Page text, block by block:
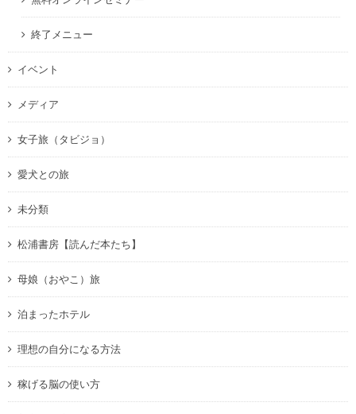
終了メニュー
イベント
メディア
女子旅（タビジョ）
愛犬との旅
未分類
松浦書房【読んだ本たち】
母娘（おやこ）旅
泊まったホテル
理想の自分になる方法
稼げる脳の使い方